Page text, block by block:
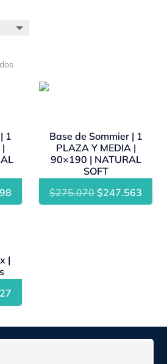
1
El
precio
Base de Sommier | 1
PLAZA Y MEDIA |
90×190 | NATURAL
SOFT
$275.070 El
precio
$247.563
|
El
precio
es: